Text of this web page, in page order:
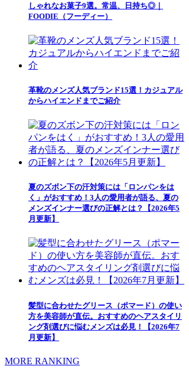
しゃれなお菓子9選。常温、日持ち◎｜
FOODIE（フーディー）
革靴のメンズ人気ブランド15選！カジュアル
からハイエンドまでご紹介
夏のズボン下の汗対策には「ロンパンをは
く」がおすすめ！3人の愛用者が語る、夏の
メンズインナー選びの正解とは？【2026年5
月更新】
髪型に合わせたグリース（ポマード）の使い
方を美容師が直伝。おすすめのヘアスタイリ
ング剤選びに悩むメンズは必見！【2026年7
月更新】
MORE RANKING